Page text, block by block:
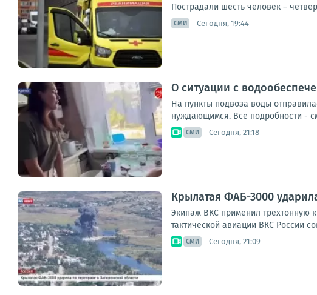
Пострадали шесть человек –
СМИ Сегодня, 19:44
О ситуации с
На пункты подвоза воды
нуждающимся. Все подробности -
СМИ Сегодня, 21:18
Крылатая ФАБ-3000
Эки­паж ВКС при­ме­нил трех­тон­ную
так­ти­че­ской авиа­ции ВКС Рос­сии
СМИ Сегодня, 21:09